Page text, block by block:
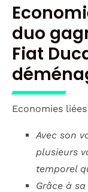
duo
Fiat
Economies
Avec son
plusieurs
temporel
Grâce à